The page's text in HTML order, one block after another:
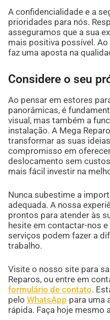
A confidencialidade e a
prioridades para nós.
asseguramos que a sua
mais positiva possível.
faz uma aposta na
Considere o seu
Ao pensar em estores
panorâmicas, é
visual, mas também a
instalação. A Mega
transformar as suas
compromisso em
deslocamento sem
mais fácil investir na
Nunca subestime a
adequada. A nossa
prontos para atender às
hesite em contactar-nos
serviços podem fazer a
trabalho.
Visite o nosso site para
Reparos, ou entre em
formulário de contato.
pelo WhatsApp para uma
rápida. Faça hoje mesmo